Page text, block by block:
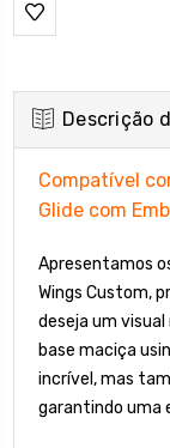
Descrição
Compatível
Glide com
Apresentamos
Wings Custom,
deseja um
base maciça
incrível, mas
garantindo uma